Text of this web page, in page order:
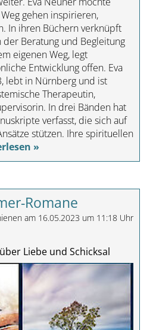
gehen inspirieren,
In ihren Büchern verknüpft
Beratung und Begleitung
eigenen Weg, legt
Entwicklung offen. Eva
lebt in Nürnberg und ist
Therapeutin,
In drei Bänden hat
verfasst, die sich auf
stützen. Ihre spirituellen
»
Romane
am 16.05.2023 um 11:18 Uhr
Liebe und Schicksal